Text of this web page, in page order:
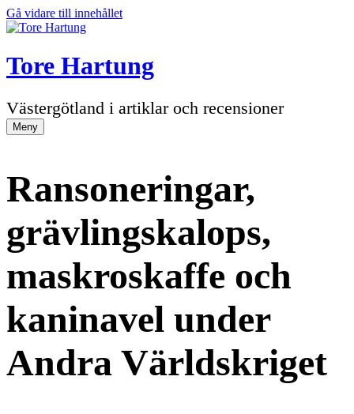
Gå vidare till innehållet
Tore Hartung
Västergötland i artiklar och recensioner
Meny
Ransoneringar,
grävlingskalops,
maskroskaffe och
kaninavel under
Andra Världskriget